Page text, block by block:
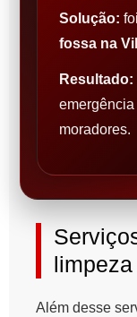
Solução:
fossa na
Resultado:
moradores.
Além desse